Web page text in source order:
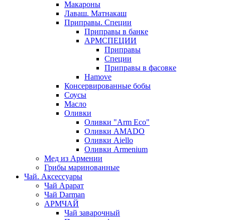
Макароны
Лаваш. Матнакаш
Приправы. Специи
Приправы в банке
АРМСПЕЦИИ
Приправы
Специи
Приправы в фасовке
Hamove
Консервированные бобы
Соусы
Масло
Оливки
Оливки "Arm Eco"
Оливки AMADO
Оливки Aiello
Оливки Armenium
Мед из Армении
Грибы маринованные
Чай. Аксессуары
Чай Арарат
Чай Darman
АРМЧАЙ
Чай заварочный